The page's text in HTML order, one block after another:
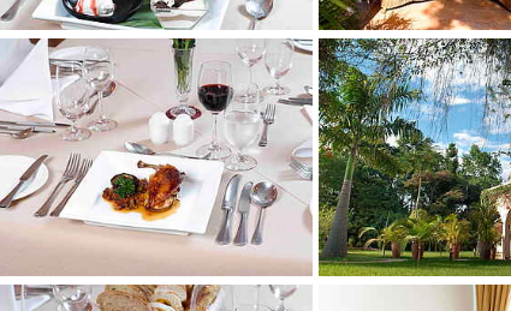
Show larger version Show larger version
Show larger version Show larger version